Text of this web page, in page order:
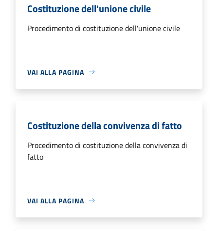
Costituzione dell'unione civile
Procedimento di costituzione dell'unione civile
VAI ALLA PAGINA
Costituzione della convivenza di fatto
Procedimento di costituzione della convivenza di
fatto
VAI ALLA PAGINA